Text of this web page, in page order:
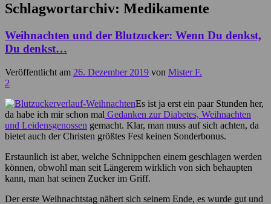
Schlagwortarchiv: Medikamente
Weihnachten und der Blutzucker: Wenn Du denkst,
Du denkst…
Veröffentlicht am 26. Dezember 2019 von Mister F.
2
Es ist ja erst ein paar Stunden her,
da habe ich mir schon mal Gedanken zur Diabetes, Weihnachten
und Leidensgenossen gemacht. Klar, man muss auf sich achten, da
bietet auch der Christen größtes Fest keinen Sonderbonus.
Erstaunlich ist aber, welche Schnippchen einem geschlagen werden
können, obwohl man seit Längerem wirklich von sich behaupten
kann, man hat seinen Zucker im Griff.
Der erste Weihnachtstag nähert sich seinem Ende, es wurde gut und